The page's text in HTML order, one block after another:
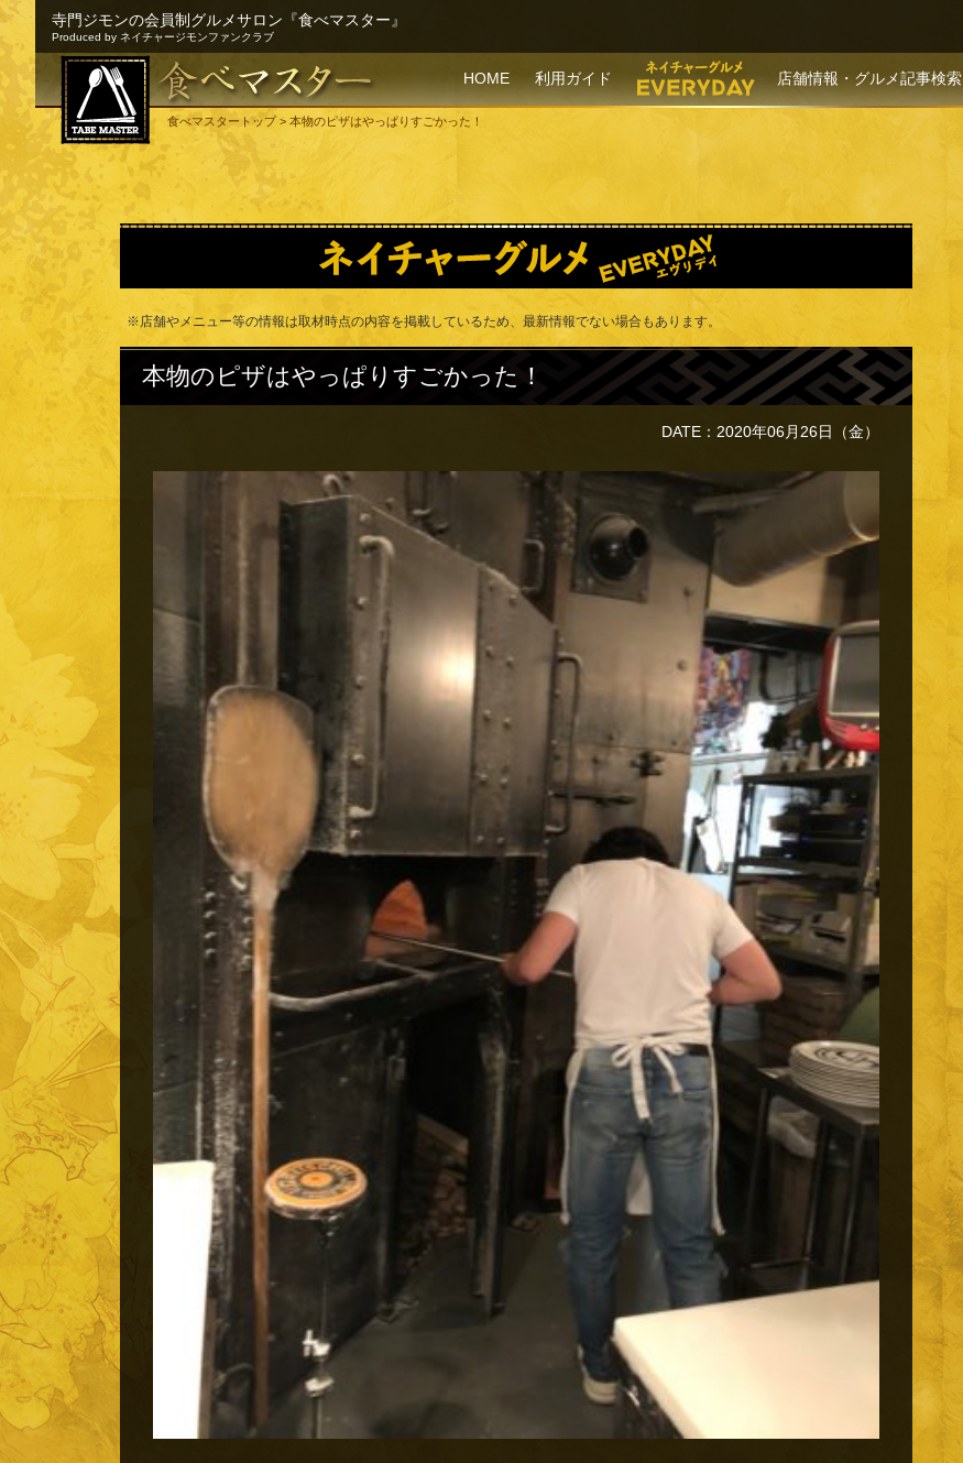
寺門ジモンの会員制グルメサロン『食べマスター』
Produced by ネイチャージモンファンクラブ
HOME 利用ガイド 店舗情報・グルメ記事検索
食べマスタートップ> 本物のピザはやっぱりすごかった！
※店舗やメニュー等の情報は取材時点の内容を掲載しているため、最新情報でない場合もあります。
本物のピザはやっぱりすごかった！
DATE：2020年06月26日（金）